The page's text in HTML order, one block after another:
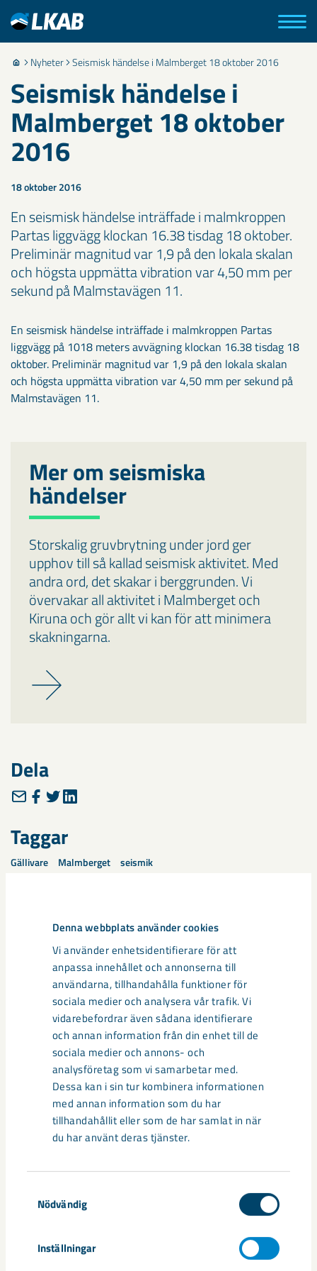
Denna webbplats använder cookies
Vi använder enhetsidentifierare för att
anpassa innehållet och annonserna till
användarna, tillhandahålla funktioner för
sociala medier och analysera vår trafik. Vi
vidarebefordrar även sådana identifierare
och annan information från din enhet till de
sociala medier och annons- och
analysföretag som vi samarbetar med.
Dessa kan i sin tur kombinera informationen
med annan information som du har
tillhandahållit eller som de har samlat in när
du har använt deras tjänster.
Nödvändig
Inställningar
Nyheter Seismisk händelse i Malmberget 18 oktober 2016
Seismisk händelse i
Malmberget 18 oktober
2016
18 oktober 2016
En seismisk händelse inträffade i malmkroppen
Partas liggvägg klockan 16.38 tisdag 18 oktober.
Preliminär magnitud var 1,9 på den lokala skalan
och högsta uppmätta vibration var 4,50 mm per
sekund på Malmstavägen 11.
En seismisk händelse inträffade i malmkroppen Partas
liggvägg på 1018 meters avvägning klockan 16.38 tisdag 18
oktober. Preliminär magnitud var 1,9 på den lokala skalan
och högsta uppmätta vibration var 4,50 mm per sekund på
Malmstavägen 11.
Mer om seismiska
händelser
Storskalig gruvbrytning under jord ger
upphov till så kallad seismisk aktivitet. Med
andra ord, det skakar i berggrunden. Vi
övervakar all aktivitet i Malmberget och
Kiruna och gör allt vi kan för att minimera
skakningarna.
Dela
Taggar
Gällivare Malmberget seismik
Relaterat innehåll
Så kan humanoida robotar öka
säkerheten i framtidens gruva
Utvecklingen av humanoida robotar, människoliknande